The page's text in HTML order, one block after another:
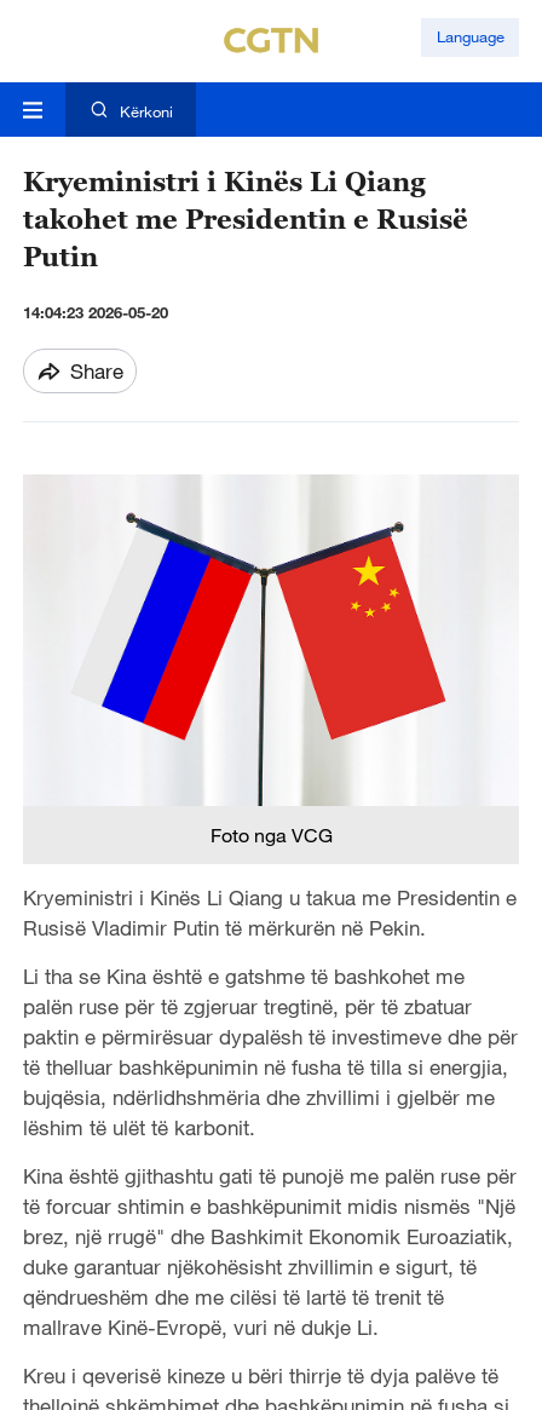
Language
Kërkoni
Kryeministri i Kinës Li Qiang
takohet me Presidentin e Rusisë
Putin
14:04:23 2026-05-20
Share
Foto nga VCG
Kryeministri i Kinës Li Qiang u takua me Presidentin e
Rusisë Vladimir Putin të mërkurën në Pekin.
Li tha se Kina është e gatshme të bashkohet me
palën ruse për të zgjeruar tregtinë, për të zbatuar
paktin e përmirësuar dypalësh të investimeve dhe për
të thelluar bashkëpunimin në fusha të tilla si energjia,
bujqësia, ndërlidhshmëria dhe zhvillimi i gjelbër me
lëshim të ulët të karbonit.
Kina është gjithashtu gati të punojë me palën ruse për
të forcuar shtimin e bashkëpunimit midis nismës "Një
brez, një rrugë" dhe Bashkimit Ekonomik Euroaziatik,
duke garantuar njëkohësisht zhvillimin e sigurt, të
qëndrueshëm dhe me cilësi të lartë të trenit të
mallrave Kinë-Evropë, vuri në dukje Li.
Kreu i qeverisë kineze u bëri thirrje të dyja palëve të